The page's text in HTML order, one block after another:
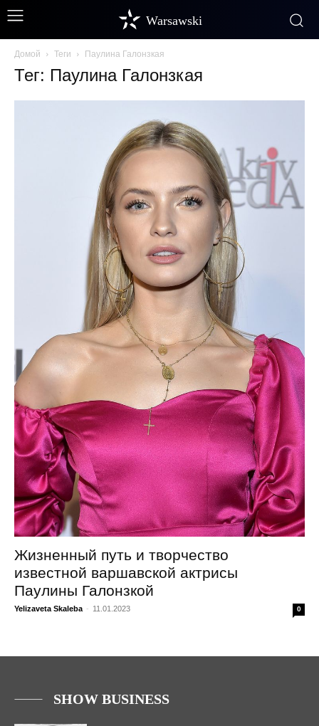
Warsawski
Домой Теги Паулина Галонзкая
Тег: Паулина Галонзкая
Жизненный путь и творчество
известной варшавской актрисы
Паулины Галонзкой
Yelizaveta Skaleba - 11.01.2023 0
SHOW BUSINESS